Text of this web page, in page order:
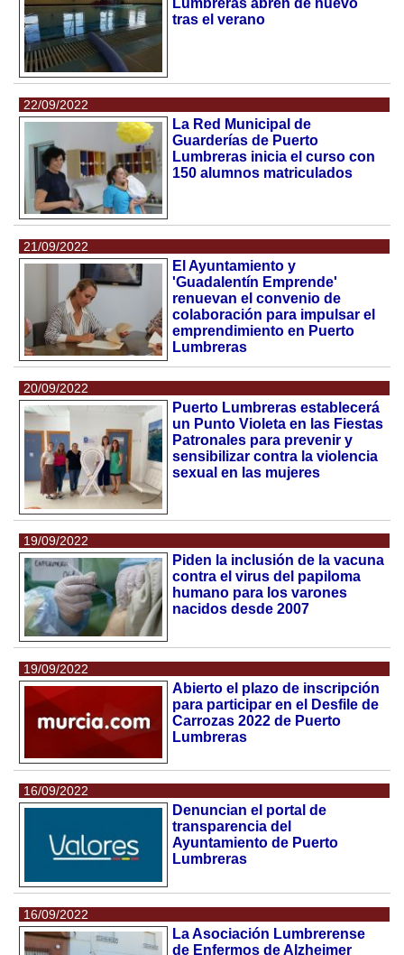
Lumbreras abren de nuevo
tras el verano
22/09/2022
La Red Municipal de
Guarderías de Puerto
Lumbreras inicia el curso con
150 alumnos matriculados
21/09/2022
El Ayuntamiento y
'Guadalentín Emprende'
renuevan el convenio de
colaboración para impulsar el
emprendimiento en Puerto
Lumbreras
20/09/2022
Puerto Lumbreras establecerá
un Punto Violeta en las Fiestas
Patronales para prevenir y
sensibilizar contra la violencia
sexual en las mujeres
19/09/2022
Piden la inclusión de la vacuna
contra el virus del papiloma
humano para los varones
nacidos desde 2007
19/09/2022
Abierto el plazo de inscripción
para participar en el Desfile de
Carrozas 2022 de Puerto
Lumbreras
16/09/2022
Denuncian el portal de
transparencia del
Ayuntamiento de Puerto
Lumbreras
16/09/2022
La Asociación Lumbrerense
de Enfermos de Alzheimer